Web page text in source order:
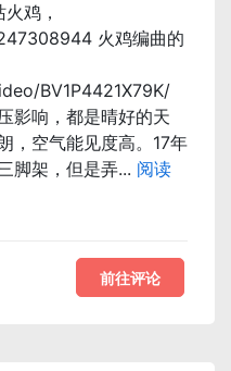
鸡，
火鸡编曲的
BV1P4421X79K/
影响，都是晴好的天
，空气能见度高。17年
脚架，但是弄... 阅读
前往评论